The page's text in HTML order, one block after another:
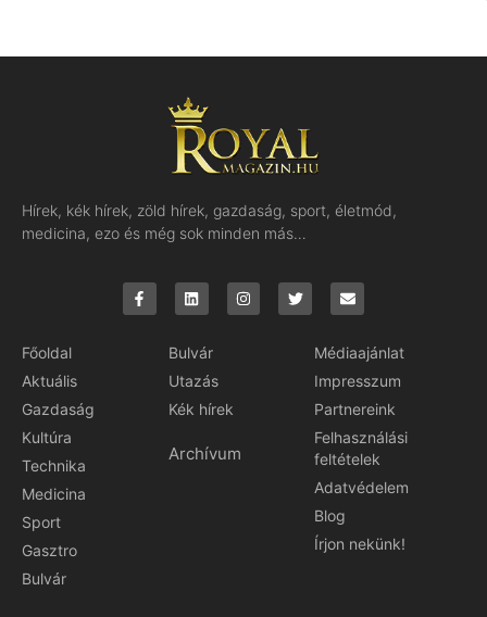
Hírek, kék hírek, zöld hírek, gazdaság, sport, életmód,
medicina, ezo és még sok minden más…
Főoldal
Aktuális
Gazdaság
Kultúra
Technika
Medicina
Sport
Gasztro
Bulvár
Bulvár
Utazás
Kék hírek
Archívum
Médiaajánlat
Impresszum
Partnereink
Felhasználási
feltételek
Adatvédelem
Blog
Írjon nekünk!